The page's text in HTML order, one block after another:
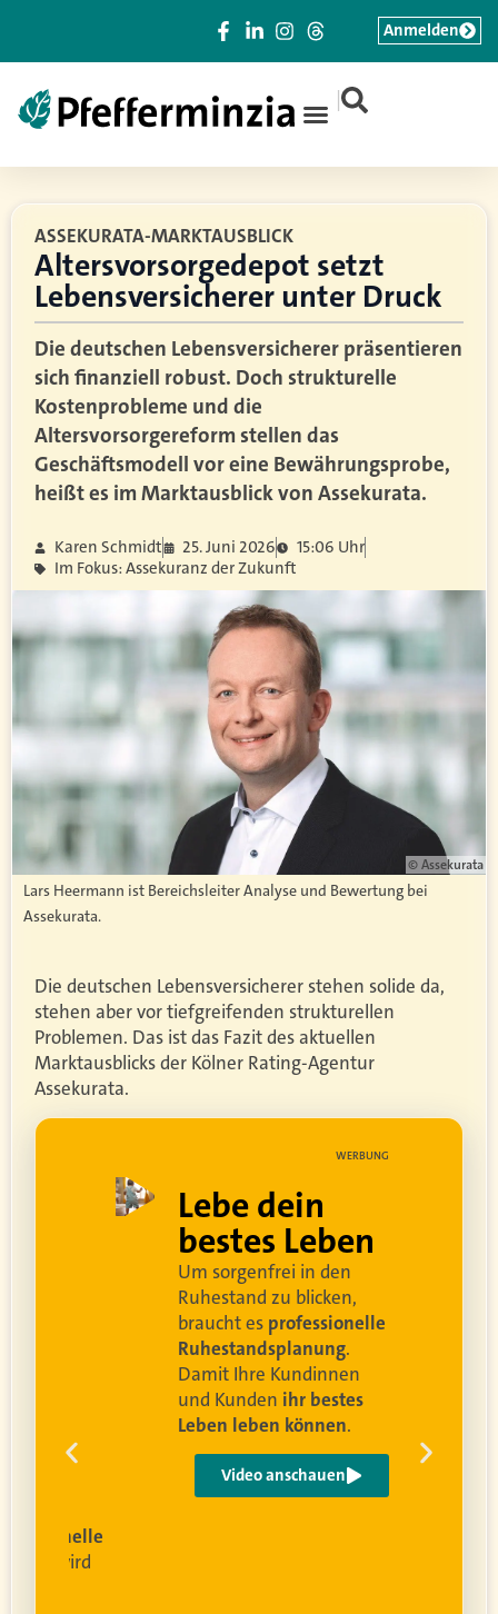
|
Anmelden
ASSEKURATA-MARKTAUSBLICK
Altersvorsorgedepot setzt
Lebensversicherer unter Druck
Die deutschen Lebensversicherer präsentieren
sich finanziell robust. Doch strukturelle
Kostenprobleme und die
Altersvorsorgereform stellen das
Geschäftsmodell vor eine Bewährungsprobe,
heißt es im Marktausblick von Assekurata.
Karen Schmidt 25. Juni 2026
15:06 Uhr
Im Fokus: Assekuranz der Zukunft
© Assekurata
Lars Heermann ist Bereichsleiter Analyse und Bewertung bei
Assekurata.
Die deutschen Lebensversicherer stehen solide da,
stehen aber vor tiefgreifenden strukturellen
Problemen. Das ist das Fazit des aktuellen
Marktausblicks der Kölner Rating-Agentur
Assekurata.
wird
WERBUNG
Lebe dein
bestes Leben
Um sorgenfrei in den
Ruhestand zu blicken,
braucht es professionelle
Ruhestandsplanung.
Damit Ihre Kundinnen
und Kunden ihr bestes
Leben leben können.
Video anschauen